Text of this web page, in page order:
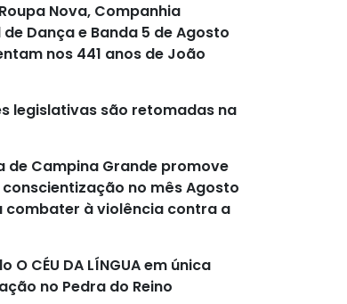
Nova, Companhia
Dança e Banda 5 de Agosto
nos 441 anos de João
legislativas são retomadas na
de Campina Grande promove
no mês Agosto
combater à violência contra a
O CÉU DA LÍNGUA em única
no Pedra do Reino